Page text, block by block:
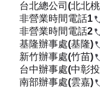
台北總公司(北北
非營業時間電話1
非營業時間電話2
基隆辦事處(基隆)
新竹辦事處(竹苗)
台中辦事處(中彰
南部辦事處(雲嘉)